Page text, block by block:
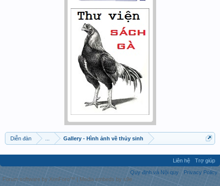
Diễn đàn Gallery - Hình ảnh về thủy sinh
Liên hệ
Trợ giúp
Quy định và Nội quy
Privacy Policy
Forum software by XenForo™ | Media embeds by s9e